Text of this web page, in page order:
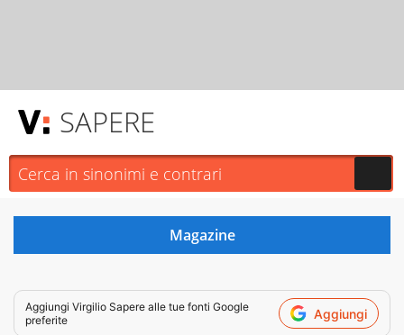
SAPERE
Aggiungi Virgilio Sapere alle tue fonti Google
preferite
Aggiungi